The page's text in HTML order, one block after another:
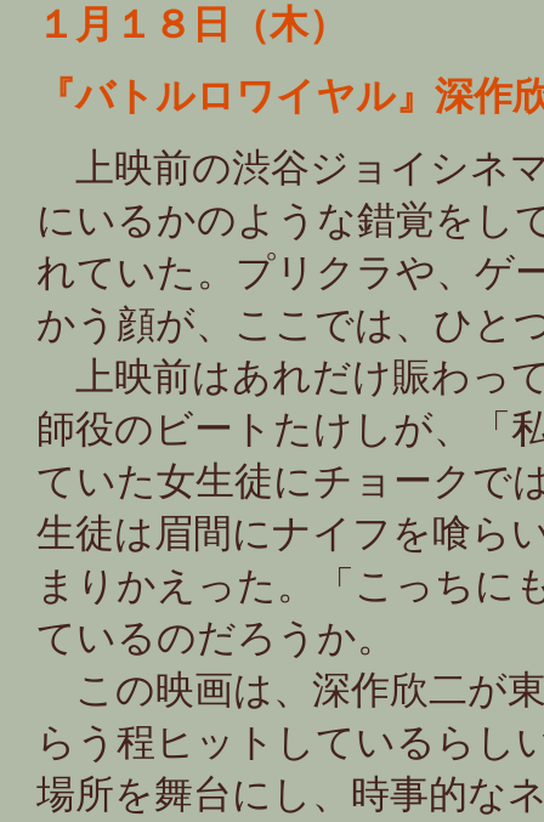
１月１８日（木）
『バトルロワイヤル』深作
上映前の渋谷ジョイシネ
にいるかのような錯覚をし
れていた。プリクラや、ゲ
かう顔が、ここでは、ひと
上映前はあれだけ賑わっ
師役のビートたけしが、「
ていた女生徒にチョークで
生徒は眉間にナイフを喰ら
まりかえった。「こっちに
ているのだろうか。
この映画は、深作欣二が
らう程ヒットしているらし
場所を舞台にし、時事的な